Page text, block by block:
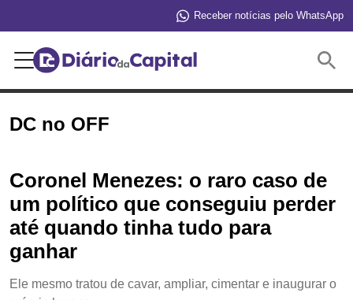
Receber notícias pelo WhatsApp
DC no OFF
Coronel Menezes: o raro caso de
um político que conseguiu perder
até quando tinha tudo para
ganhar
Ele mesmo tratou de cavar, ampliar, cimentar e inaugurar o